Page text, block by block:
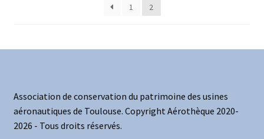
1 2
Association de conservation du patrimoine des usines
aéronautiques de Toulouse. Copyright Aérothèque 2020-
2026 - Tous droits réservés.